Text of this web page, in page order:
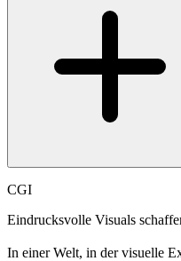
CGI
Eindrucksvolle Visuals
In einer Welt, in der visuelle